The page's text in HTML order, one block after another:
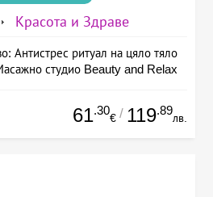
Красота и Здраве
Антистрес ритуал на цяло тяло
студио Beauty and Relax
61.30
€ / 119.89
лв.